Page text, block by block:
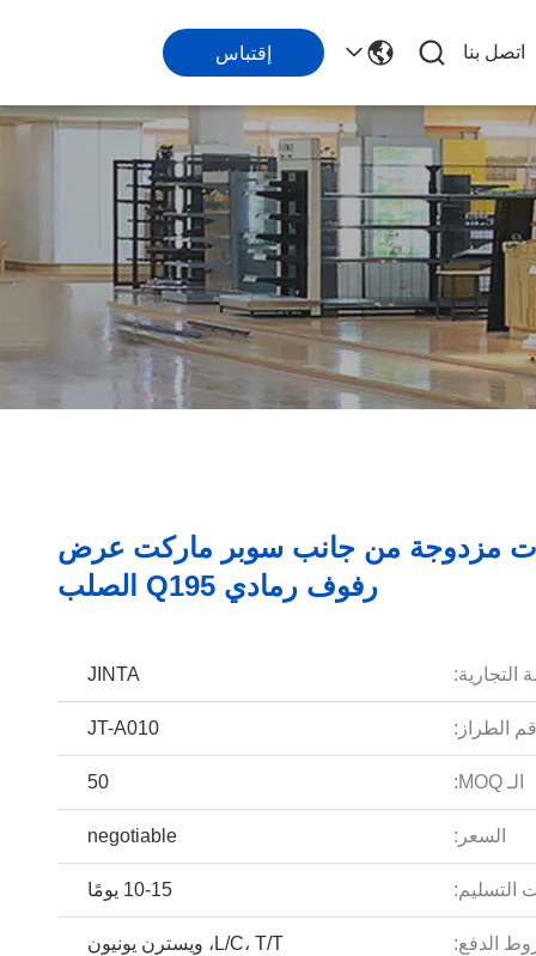
اتصل بنا إقتباس
مزدوجة من جانب سوبر ماركت عرض
رفوف رمادي Q195 الصلب
التجارية: JINTA
الطراز: JT-A010
الـ MOQ: 50
السعر: negotiable
التسليم: 10-15 يومًا
الدفع: L/C، T/T، ويسترن يونيون